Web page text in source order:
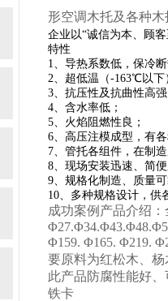
形空调木托及各种
企业以“诚信为本、顾
特性
1、导热系数低，保冷
2、超低温（-163℃以
3、抗压性及抗曲性高
4、含水率低；
5、火焰阻燃性良；
6、高压注模成型，有
7、管托各组件，在制
8、现场安装迅速、简
9、规格化制造、质量
10、多种规格设计，供
成功案例产品介绍
Φ159. Φ165. Φ219.
要原料为红松木、
此产品防腐性能好
铁卡